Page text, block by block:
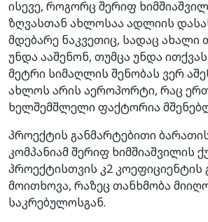
ისევე, როგორც შერიფ
ზღვასთან ახლოსაა ადლიის
მდებარე ნაკვეთიც, სადაც ახალი
უნდა ააშენონ, თუმცა უნდა
მეტრი სიმაღლის შენობას ვერ
ახლოს არის აეროპორტი, რაც
ხელშემშლელი ფაქტორია
პროექტის განმარტებითი
კომპანიამ შერიფ ხიმშიაშვილის
პროექტისთვის კ2 კოეფიციენტის
მოითხოვა, რაზეც თანხმობა
საკრებულოსგან.